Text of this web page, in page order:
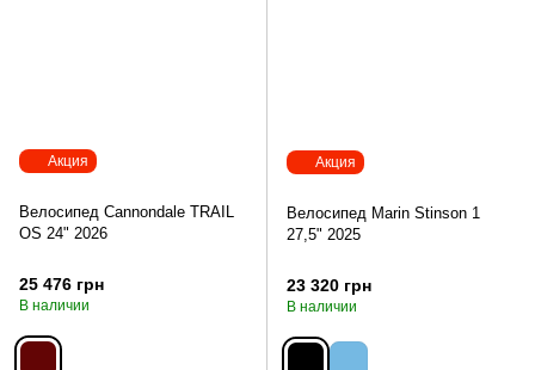
Акция
Велосипед Cannondale TRAIL
OS 24" 2026
25 476 грн
В наличии
Акция
Велосипед Marin Stinson 1
27,5" 2025
23 320 грн
В наличии